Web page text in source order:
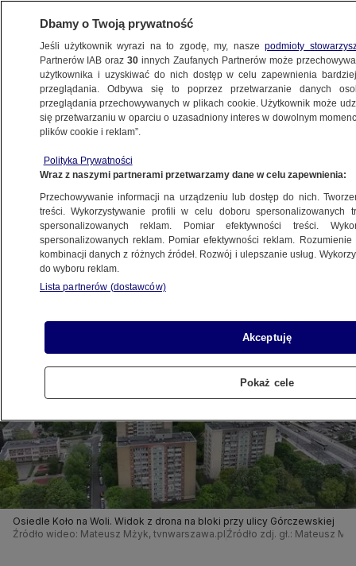
WARSZAWA
WOLA
w strachu, radni jednogłośni
Oprac.Alicja Glinianowicz
15.05.2026, 09:32
Posłuchaj artykułu
Czyta lektor AI
Osiedle Koło na Woli. Widok z drona na bloki przy ulicy Górczewskiej
Źródło wideo: Mateusz Mżyk, tvnwarszawa.pl Źródło zdj. gł.: Mateusz
Dbamy o Twoją prywatność
Jeśli użytkownik wyrazi na to zgodę, my, naszepodmioty
Partnerów IAB oraz30 innych Zaufanych Partnerów może
użytkownika i uzyskiwać do nich dostęp w celu zapewnienia
przeglądania. Odbywa się to poprzez przetwarzanie danych
przeglądania przechowywanych w plikach cookie. Użytkownik może
się przetwarzaniu w oparciu o uzasadniony interes w dowolnym
plików cookie i reklam”.
Polityka Prywatności
Wraz z naszymi partnerami przetwarzamy dane w celu zapewnienia:
Przechowywanie informacji na urządzeniu lub dostęp do nich.
treści. Wykorzystywanie profili w celu doboru spersonalizowanych
spersonalizowanych reklam. Pomiar efektywności treści.
spersonalizowanych reklam. Pomiar efektywności reklam.
kombinacji danych z różnych źródeł. Rozwój i ulepszanie usług.
do wyboru reklam.
Lista partnerów (dostawców)
Akceptuję
Pokaż cele